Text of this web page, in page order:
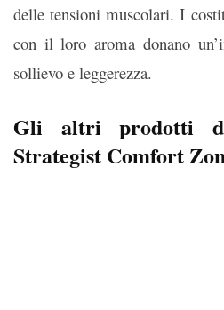
delle tensioni muscolari.I
con il loro aroma donano
sollievo e leggerezza.
Gli altri prodotti
Strategist Comfort